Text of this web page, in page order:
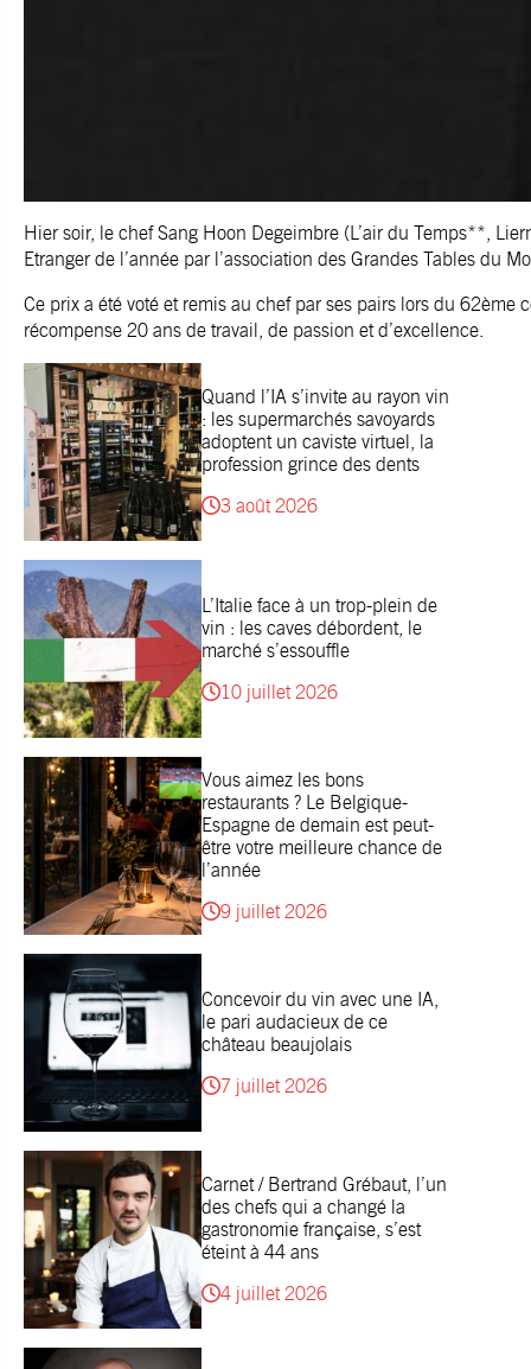
Hier soir, le chef Sang Hoon Degeimbre (L’air du Temps**,
Etranger de l’année par l’association des Grandes Tables du
Ce prix a été voté et remis au chef par ses pairs lors du 62ème
récompense 20 ans de travail, de passion et d’excellence.
Quand l’IA s’invite au rayon vin
: les supermarchés savoyards
adoptent un caviste virtuel, la
profession grince des dents
3 août 2026
L’Italie face à un trop-plein de
vin : les caves débordent, le
marché s’essouffle
10 juillet 2026
Vous aimez les bons
restaurants ? Le Belgique-
Espagne de demain est peut-
être votre meilleure chance de
l’année
9 juillet 2026
Concevoir du vin avec une IA,
le pari audacieux de ce
château beaujolais
7 juillet 2026
Carnet / Bertrand Grébaut, l’un
des chefs qui a changé la
gastronomie française, s’est
éteint à 44 ans
4 juillet 2026